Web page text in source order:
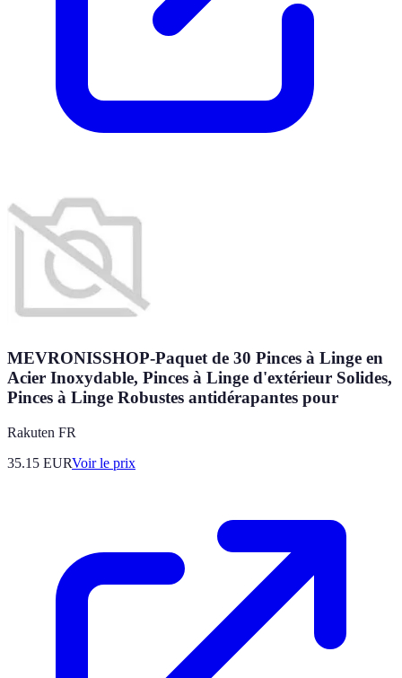
MEVRONISSHOP-Paquet de 30 Pinces à Linge en
Acier Inoxydable, Pinces à Linge d'extérieur Solides,
Pinces à Linge Robustes antidérapantes pour
Rakuten FR
35.15 EURVoir le prix